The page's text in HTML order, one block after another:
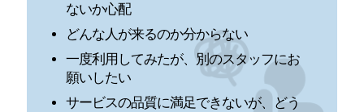
ないか心配
どんな人が来るのか分からない
一度利用してみたが、別のスタッフにお
願いしたい
サービスの品質に満足できないが、どう